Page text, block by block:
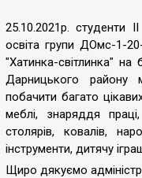
25.10.2021р. студенти
освіта групи ДОмс-1-
"Хатинка-світлинка"
Дарницького
побачити багато
меблі, знаряддя
столярів, ковалів,
інструменти, дитячу
Щиро дякуємо